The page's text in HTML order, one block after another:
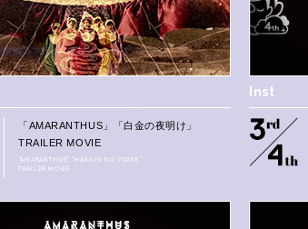
「AMARANTHUS」「白金の夜明け」
TRAILER MOVIE
“AMARANTHUS” “HAKKIN NO YOAKE”
TRAILER MOVIE
Inst